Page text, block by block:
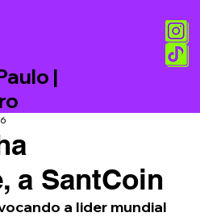
|
a SantCoin
a lider mundial